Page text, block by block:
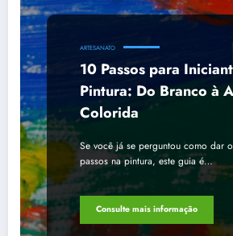
ARTESANATO
10 Passos para
Pintura: Do Branco à
Colorida
Se você já se perguntou como dar
passos na pintura, este guia é…
Consulte mais informação